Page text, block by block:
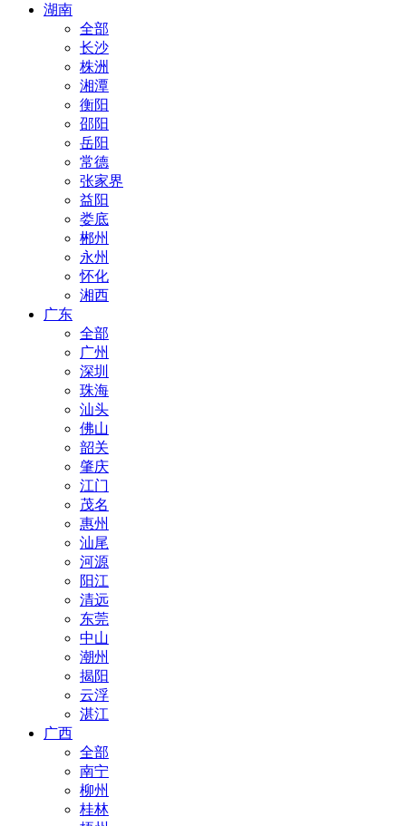
湖南
全部
长沙
株洲
湘潭
衡阳
邵阳
岳阳
常德
张家界
益阳
娄底
郴州
永州
怀化
湘西
广东
全部
广州
深圳
珠海
汕头
佛山
韶关
肇庆
江门
茂名
惠州
汕尾
河源
阳江
清远
东莞
中山
潮州
揭阳
云浮
湛江
广西
全部
南宁
柳州
桂林